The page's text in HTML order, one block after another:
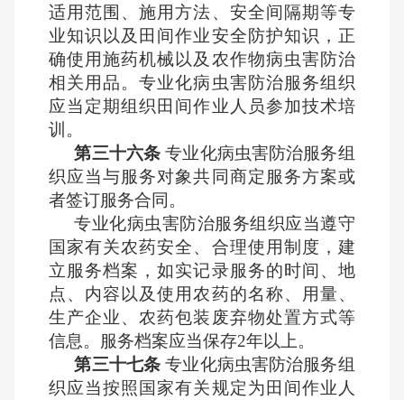
适用范围、施用方法、安全间隔期等专
业知识以及田间作业安全防护知识，正
确使用施药机械以及农作物病虫害防治
相关用品。专业化病虫害防治服务组织
应当定期组织田间作业人员参加技术培
训。
第三十六条 专业化病虫害防治服务组
织应当与服务对象共同商定服务方案或
者签订服务合同。
专业化病虫害防治服务组织应当遵守
国家有关农药安全、合理使用制度，建
立服务档案，如实记录服务的时间、地
点、内容以及使用农药的名称、用量、
生产企业、农药包装废弃物处置方式等
信息。服务档案应当保存2年以上。
第三十七条 专业化病虫害防治服务组
织应当按照国家有关规定为田间作业人